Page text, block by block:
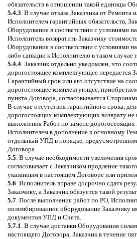
обязательств в отношении такой единицы
5.4.3. В случае отказа Заказчика от Ремонта
Исполнителем гарантийных обязательств,
Оборудование в соответствии с условиями
Исполнитель возвратить Заказчику
Оборудования в соответствии с условиями
либо санкции к Исполнителю в таком случае
5.4.4. Заказчик отдельно уведомлен, что
дорогостоящее комплектующее передается
Гарантийный срок или его отсутствие на
дорогостоящее комплектующее,
пункта Договора, согласовывается
В случае отсутствия гарантийного срока,
дорогостоящих комплектующих возврату не
выполнения Работ по замене
Исполнителем в дополнение к основному
отдельный УПД в порядке,
Договора.
5.5. В случае необходимости увеличения
согласовывает с Заказчиком продление
указанным в настоящем Договоре или
5.6. Исполнитель вправе досрочно сдать
Заказчику, а Заказчик обязуется такой
5.7. После выполнения работ по РО,
опломбированное оборудование Заказчику
документов УПД и Счета.
5.7.1. В случае доставки Оборудования
настоящего Договора, Заказчик в течение